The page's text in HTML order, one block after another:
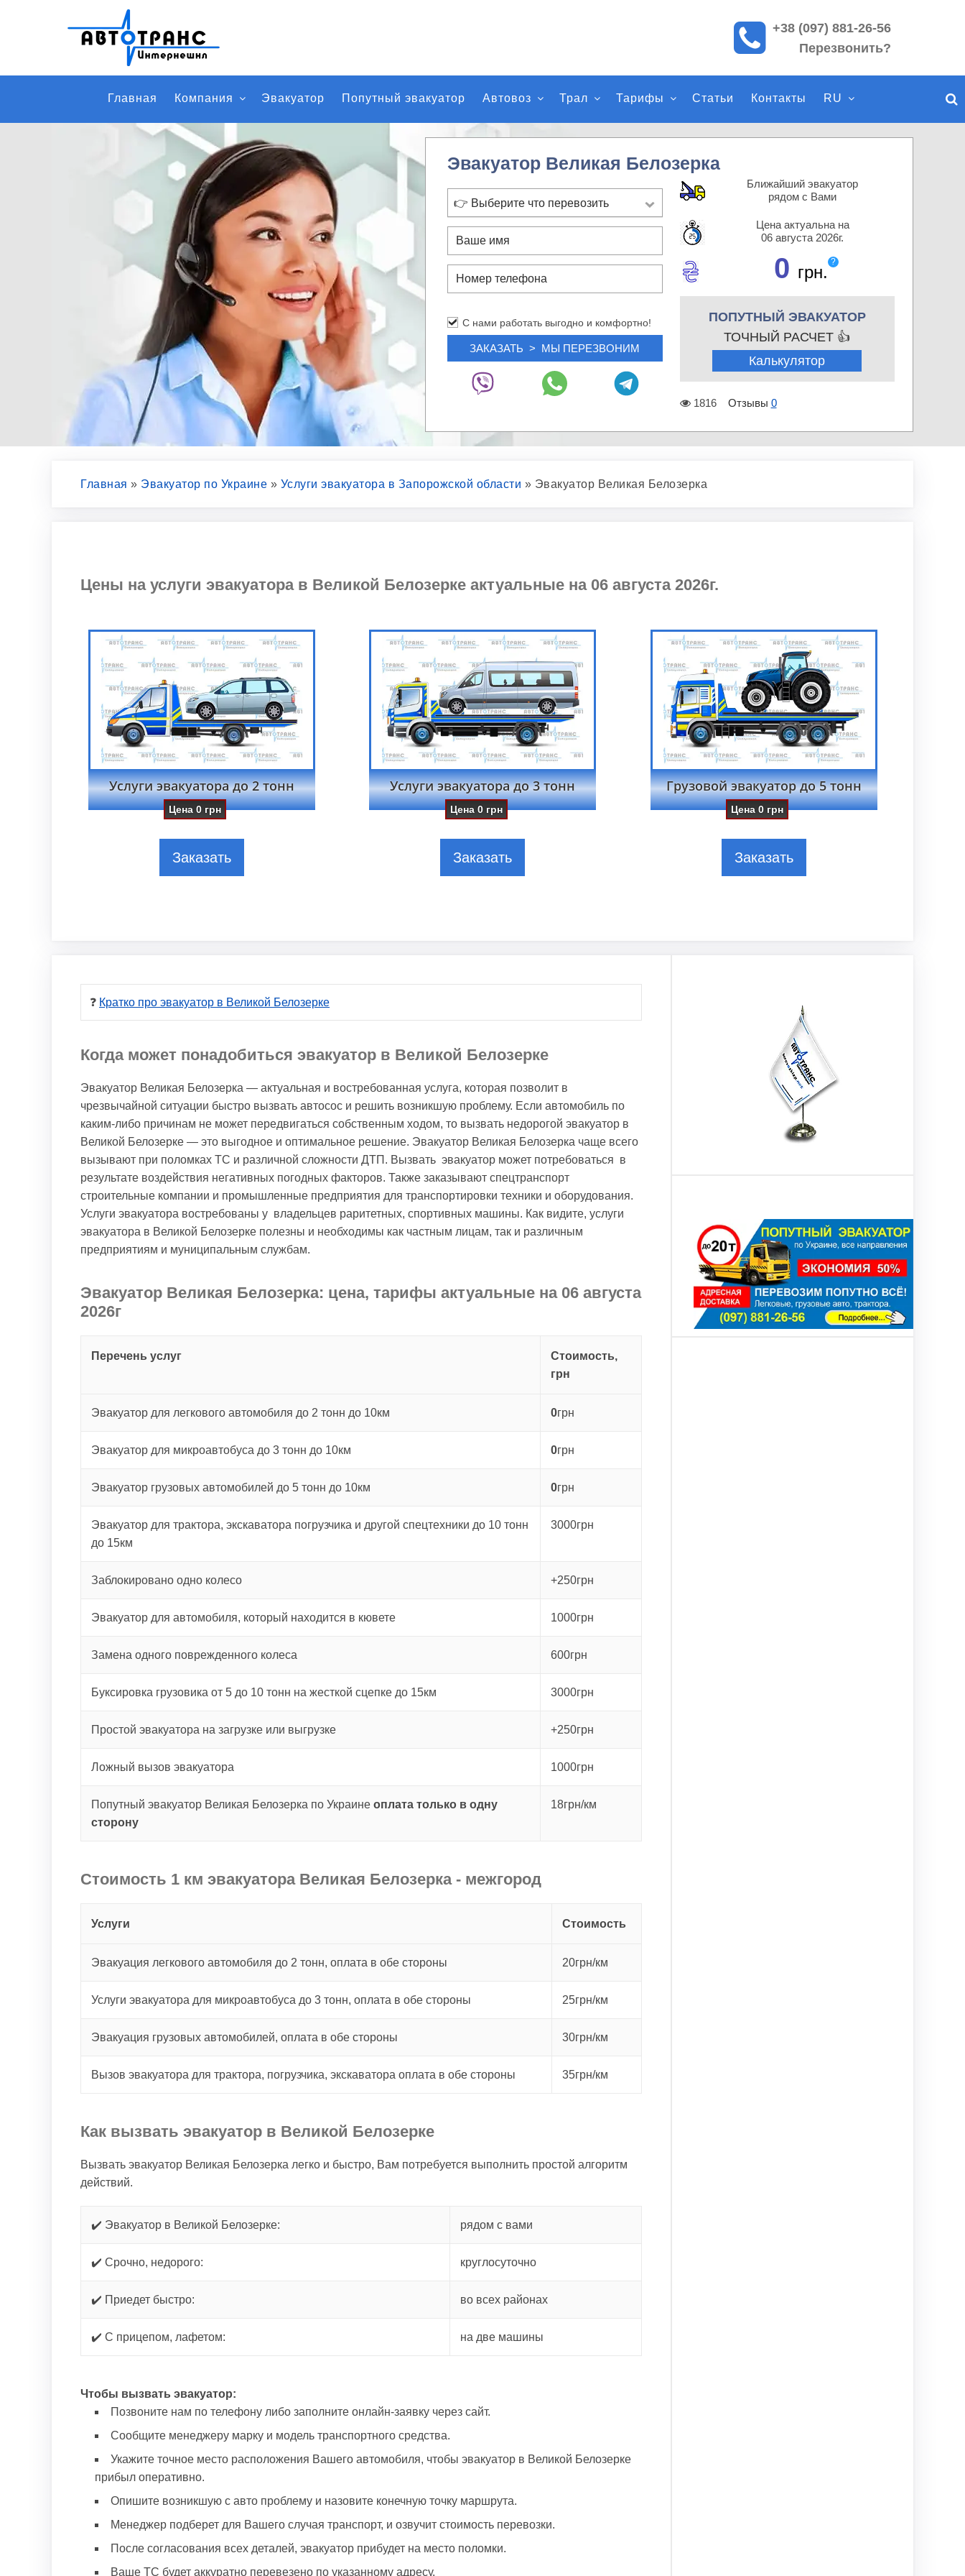
к
п
о
й
у
+38 (097) 881-26-56
Перезвонить?
Главная Компания Эвакуатор Попутный эвакуатор Автовоз Трал Тарифы Статьи Контакты RU
Эвакуатор Великая Белозерка
👉 Выберите что перевозить
С нами работать выгодно и комфортно!
Ближайший эвакуатор
рядом с Вами
Цена актуальна на
06 августа 2026г.
0 грн.
?
ПОПУТНЫЙ ЭВАКУАТОР
ТОЧНЫЙ РАСЧЕТ 👍
Калькулятор
1816 Отзывы 0
Главная » Эвакуатор по Украине » Услуги эвакуатора в Запорожской области » Эвакуатор Великая Белозерка
Цены на услуги эвакуатора в Великой Белозерке актуальные на 06 августа 2026г.
Услуги эвакуатора до 2 тонн
Цена0 грн
Заказать
Услуги эвакуатора до 3 тонн
Цена 0грн
Заказать
Грузовой эвакуатор до 5 тонн
Цена0 грн
Заказать
❓ Кратко про эвакуатор в Великой Белозерке
Когда может понадобиться эвакуатор в Великой Белозерке
Эвакуатор Великая Белозерка — актуальная и востребованная услуга, которая позволит в
чрезвычайной ситуации быстро вызвать автосос и решить возникшую проблему. Если автомобиль по
каким-либо причинам не может передвигаться собственным ходом, то вызвать недорогой эвакуатор в
Великой Белозерке — это выгодное и оптимальное решение. Эвакуатор Великая Белозерка чаще всего
вызывают при поломках ТС и различной сложности ДТП. Вызвать эвакуатор может потребоваться в
результате воздействия негативных погодных факторов. Также заказывают спецтранспорт
строительные компании и промышленные предприятия для транспортировки техники и оборудования.
Услуги эвакуатора востребованы у владельцев раритетных, спортивных машины. Как видите, услуги
эвакуатора в Великой Белозерке полезны и необходимы как частным лицам, так и различным
предприятиям и муниципальным службам.
Эвакуатор Великая Белозерка: цена, тарифы актуальные на 06 августа
2026г
Перечень услуг
Стоимость,
грн
Эвакуатор для легкового автомобиля до 2 тонн до 10км 0грн
Эвакуатор для микроавтобуса до 3 тонн до 10км 0грн
Эвакуатор грузовых автомобилей до 5 тонн до 10км 0грн
Эвакуатор для трактора, экскаватора погрузчика и другой спецтехники до 10 тонн
до 15км
3000грн
Заблокировано одно колесо +250грн
Эвакуатор для автомобиля, который находится в кювете 1000грн
Замена одного поврежденного колеса 600грн
Буксировка грузовика от 5 до 10 тонн на жесткой сцепке до 15км 3000грн
Простой эвакуатора на загрузке или выгрузке +250грн
Ложный вызов эвакуатора 1000грн
Попутный эвакуатор Великая Белозерка по Украине оплата только в одну
сторону
18грн/км
Стоимость 1 км эвакуатора Великая Белозерка - межгород
Услуги Стоимость
Эвакуация легкового автомобиля до 2 тонн, оплата в обе стороны 20грн/км
Услуги эвакуатора для микроавтобуса до 3 тонн, оплата в обе стороны 25грн/км
Эвакуация грузовых автомобилей, оплата в обе стороны 30грн/км
Вызов эвакуатора для трактора, погрузчика, экскаватора оплата в обе стороны 35грн/км
Как вызвать эвакуатор в Великой Белозерке
Вызвать эвакуатор Великая Белозерка легко и быстро, Вам потребуется выполнить простой алгоритм
действий.
✔️ Эвакуатор в Великой Белозерке: рядом с вами
✔️ Срочно, недорого: круглосуточно
✔️ Приедет быстро: во всех районах
✔️ С прицепом, лафетом: на две машины
Чтобы вызвать эвакуатор:
Позвоните нам по телефону либо заполните онлайн-заявку через сайт.
Сообщите менеджеру марку и модель транспортного средства.
Укажите точное место расположения Вашего автомобиля, чтобы эвакуатор в Великой Белозерке
прибыл оперативно.
Опишите возникшую с авто проблему и назовите конечную точку маршрута.
Менеджер подберет для Вашего случая транспорт, и озвучит стоимость перевозки.
После согласования всех деталей, эвакуатор прибудет на место поломки.
Ваше ТС будет аккуратно перевезено по указанному адресу.